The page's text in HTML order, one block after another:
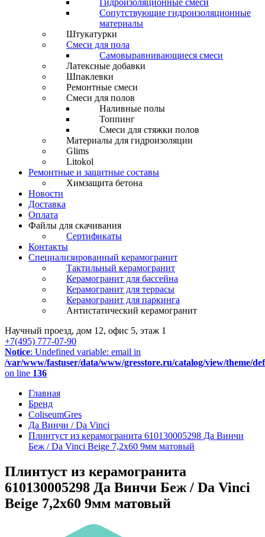
Гидроизоляционные смеси
Сопутствующие гидроизоляционные
материалы
Штукатурки
Смеси для пола
Самовыравнивающиеся смеси
Латексные добавки
Шпаклевки
Ремонтные смеси
Смеси для полов
Наливные полы
Топпинг
Смеси для стяжки полов
Материалы для гидроизоляции
Glims
Litokol
Ремонтные и защитные составы
Химзащита бетона
Новости
Доставка
Оплата
Файлы для скачивания
Сертификаты
Контакты
Специализированный керамогранит
Тактильный керамогранит
Керамогранит для бассейна
Керамогранит для террасы
Керамогранит для паркинга
Антистатический керамогранит
Научный проезд, дом 12, офис 5, этаж 1
+7(495) 777-07-90
Notice: Undefined variable: email in
/var/www/fastuser/data/www/gresstore.ru/catalog/view/theme/
on line 136
Главная
Бренд
ColiseumGres
Да Винчи / Da Vinci
Плинтуст из керамогранита 610130005298 Да Винчи
Беж / Da Vinci Beige 7,2x60 9мм матовый
Плинтуст из керамогранита
610130005298 Да Винчи Беж / Da Vinci
Beige 7,2x60 9мм матовый